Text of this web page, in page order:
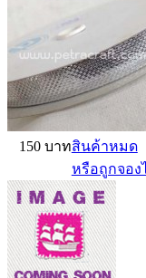
150 บาทสินค้าหมด
หรือถูกจอง